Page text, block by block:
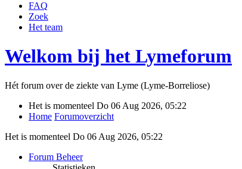
FAQ
Zoek
Het team
Welkom bij het Lymeforum
Hét forum over de ziekte van Lyme (Lyme-Borreliose)
Het is momenteel Do 06 Aug 2026, 05:22
Home Forumoverzicht
Het is momenteel Do 06 Aug 2026, 05:22
Forum Beheer